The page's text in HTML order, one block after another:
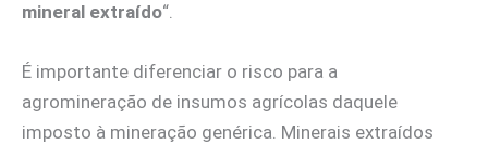
mineral extraído“.
É importante diferenciar o risco para a
agromineração de insumos agrícolas daquele
imposto à mineração genérica. Minerais extraídos